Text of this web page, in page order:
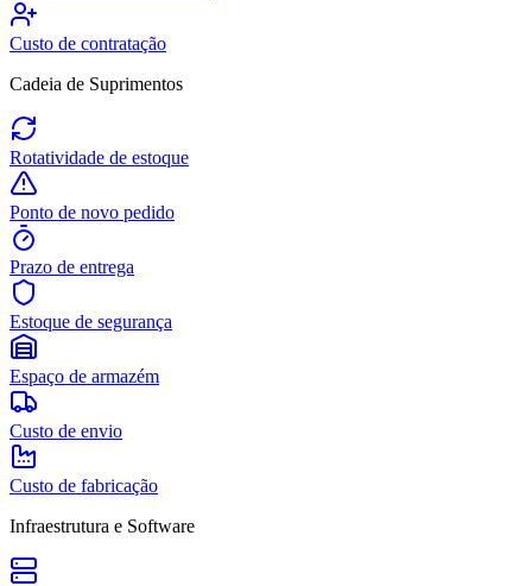
Custo de contratação
Cadeia de Suprimentos
Rotatividade de estoque
Ponto de novo pedido
Prazo de entrega
Estoque de segurança
Espaço de armazém
Custo de envio
Custo de fabricação
Infraestrutura e Software